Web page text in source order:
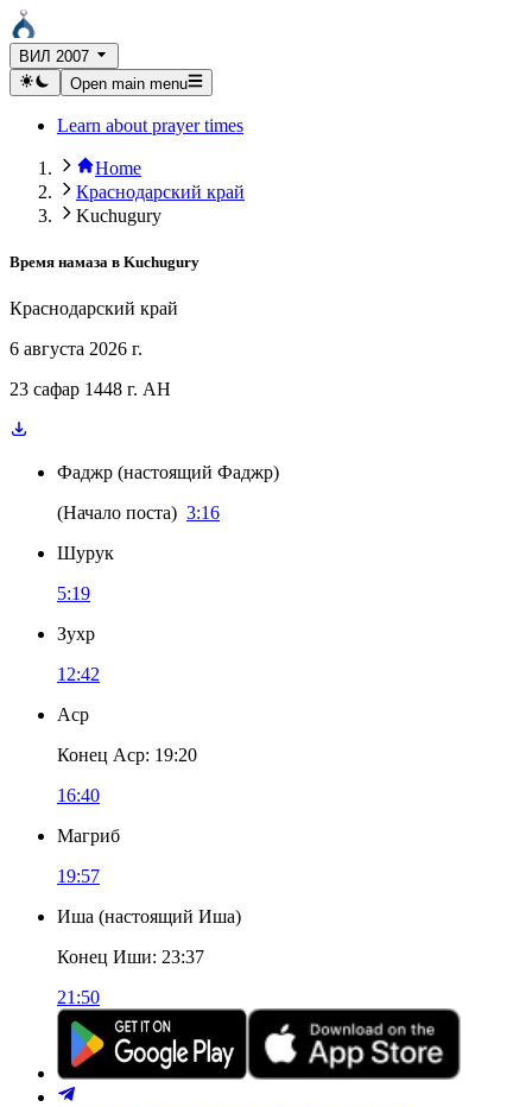
ВИЛ 2007
Open main menu
Learn about prayer times
Home
Краснодарский край
Kuchugury
Время намаза в Kuchugury
Краснодарский край
6 августа 2026 г.
23 сафар 1448 г. AH
Фаджр (настоящий Фаджр)
(Начало поста) 3:16
Шурук
5:19
Зухр
12:42
Аср
Конец Аср: 19:20
16:40
Магриб
19:57
Иша (настоящий Иша)
Конец Иши: 23:37
21:50